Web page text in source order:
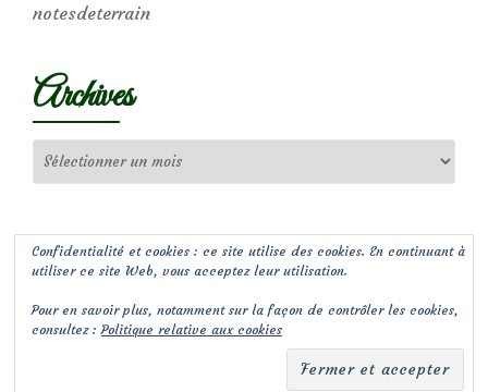
notesdeterrain
Archives
Confidentialité et cookies : ce site utilise des cookies. En continuant à
utiliser ce site Web, vous acceptez leur utilisation.
Pour en savoir plus, notamment sur la façon de contrôler les cookies,
consultez :Politique relative aux cookies